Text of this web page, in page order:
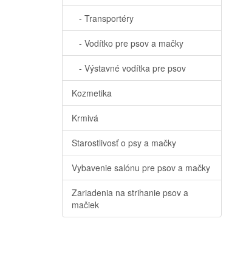
- Transportéry
- Vodítko pre psov a mačky
- Výstavné vodítka pre psov
Kozmetika
Krmivá
Starostlivosť o psy a mačky
Vybavenie salónu pre psov a mačky
Zariadenia na strihanie psov a
mačiek